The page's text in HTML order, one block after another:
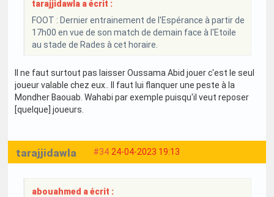
tarajjidawla a écrit :
FOOT : Dernier entrainement de l'Espérance à partir de
17h00 en vue de son match de demain face à l'Etoile
au stade de Rades à cet horaire.
Il ne faut surtout pas laisser Oussama Abid jouer c'est le seul
joueur valable chez eux.. Il faut lui flanquer une peste à la
Mondher Baouab. Wahabi par exemple puisqu'il veut reposer
[quelque] joueurs.
#34 24-04-2023 19:13
tarajjidawla
abouahmed a écrit :